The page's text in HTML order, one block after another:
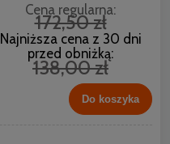
Cena regularna:
172,50 zł
Najniższa cena z 30 dni
przed obniżką:
138,00 zł
Do koszyka